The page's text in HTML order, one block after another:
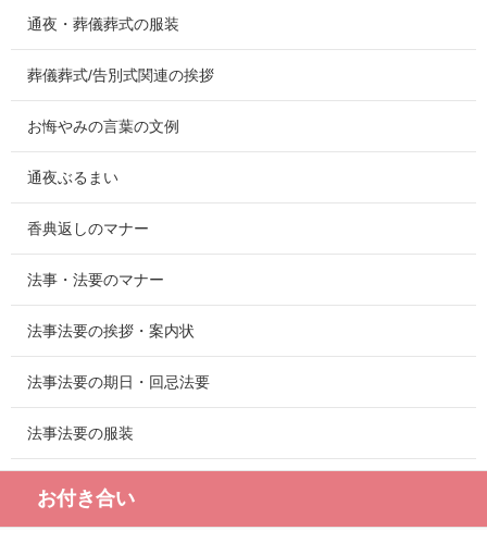
通夜・葬儀葬式の服装
葬儀葬式/告別式関連の挨拶
お悔やみの言葉の文例
通夜ぶるまい
香典返しのマナー
法事・法要のマナー
法事法要の挨拶・案内状
法事法要の期日・回忌法要
法事法要の服装
お付き合い